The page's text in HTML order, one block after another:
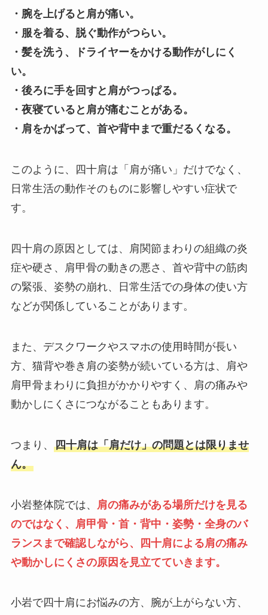
・腕を上げると肩が痛い。
・服を着る、脱ぐ動作がつらい。
・髪を洗う、ドライヤーをかける動作がしにく
い。
・後ろに手を回すと肩がつっぱる。
・夜寝ていると肩が痛むことがある。
・肩をかばって、首や背中まで重だるくなる。
このように、四十肩は「肩が痛い」だけでなく、
日常生活の動作そのものに影響しやすい症状で
す。
四十肩の原因としては、肩関節まわりの組織の炎
症や硬さ、肩甲骨の動きの悪さ、首や背中の筋肉
の緊張、姿勢の崩れ、日常生活での身体の使い方
などが関係していることがあります。
また、デスクワークやスマホの使用時間が長い
方、猫背や巻き肩の姿勢が続いている方は、肩や
肩甲骨まわりに負担がかかりやすく、肩の痛みや
動かしにくさにつながることもあります。
つまり、 四十肩は「肩だけ」の問題とは限りませ
ん。
小岩整体院では、
肩の痛みがある場所だけを見る
のではなく、肩甲骨・首・背中・姿勢・全身のバ
ランスまで確認しながら、四十肩による肩の痛み
や動かしにくさの原因を見立てていきます。
小岩で四十肩にお悩みの方、腕が上がらない方、